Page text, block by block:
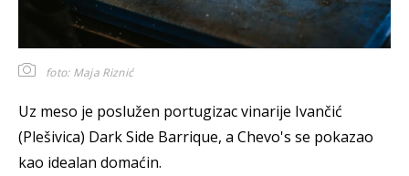
foto: Maja Riznić
Uz meso je poslužen portugizac vinarije Ivančić
(Plešivica) Dark Side Barrique, a Chevo's se pokazao
kao idealan domaćin.